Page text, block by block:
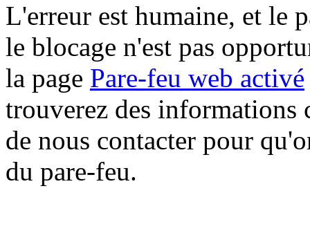
L'erreur est humaine, et le
le blocage n'est pas
la page Pare-feu web activé
trouverez des informations
de nous contacter pour
du pare-feu.